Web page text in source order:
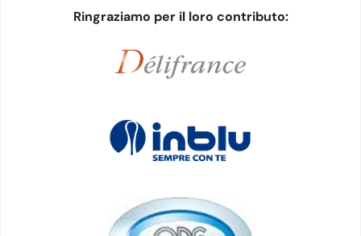
Ringraziamo per il loro contributo: